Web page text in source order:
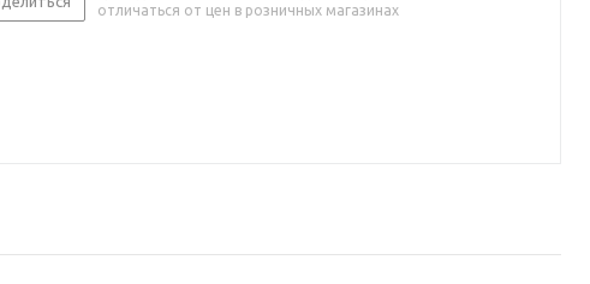
отличаться от цен в розничных магазинах